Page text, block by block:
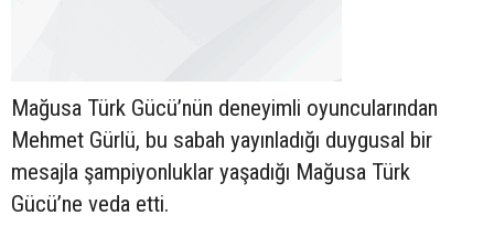
Mağusa Türk Gücü’nün deneyimli oyuncularından
Mehmet Gürlü, bu sabah yayınladığı duygusal bir
mesajla şampiyonluklar yaşadığı Mağusa Türk
Gücü’ne veda etti.